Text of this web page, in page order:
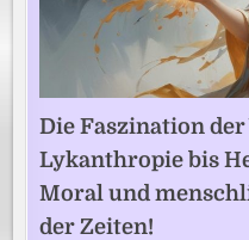
Die Faszination
Lykanthropie bis
Moral und
der Zeiten!